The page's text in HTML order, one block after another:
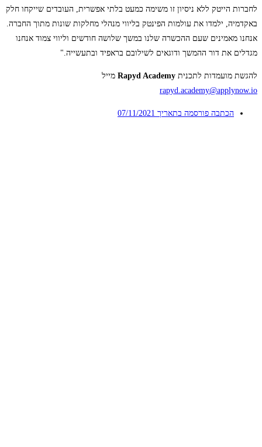
לחברות הייטק ללא ניסיון זו משימה כמעט בלתי אפשרית, העובדים שייקחו חלק
באקדמיה, ילמדו את עולמות הפינטק בליווי מנהלי מחלקות שונות מתוך החברה.
אנחנו מאמינים שעם ההכשרה שלנו במשך שלושה חודשים וליווי צמוד אנחנו
מגדלים את דור ההמשך ודוגאים לשילובם בראפיד ובתעשייה."
להגשת מועמדות לתכנית Rapyd Academy מייל
rapyd.academy@applynow.io
הכתבה פורסמה בתאריך 07/11/2021